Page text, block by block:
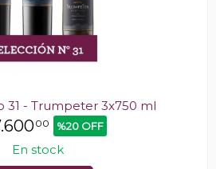
31 - Trumpeter 3x750 ml
00 %20 OFF
En stock